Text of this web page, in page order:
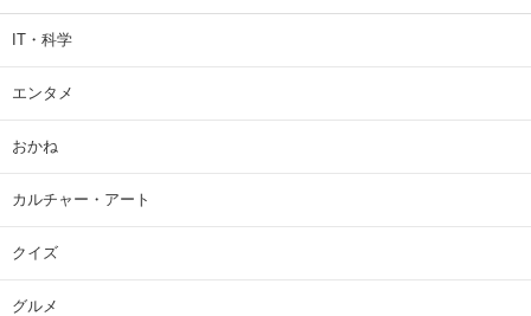
IT・科学
エンタメ
おかね
カルチャー・アート
クイズ
グルメ